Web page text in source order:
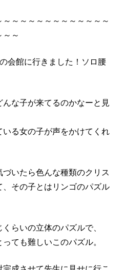
～～～～～～～～～～～～
～～
会館に行きました！ソロ腰
な子が来てるのかなーと見
る女の子が声をかけてくれ
いたら色んな種類のクリス
、その子とはリンゴのパズル
らいの立体のパズルで、
ても難しいこのパズル。